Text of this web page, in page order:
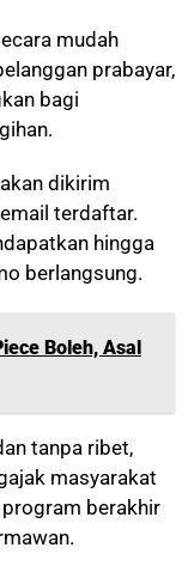
mudah
prabayar,
bagi
dikirim
terdaftar.
hingga
berlangsung.
Boleh, Asal
tanpa ribet,
masyarakat
berakhir